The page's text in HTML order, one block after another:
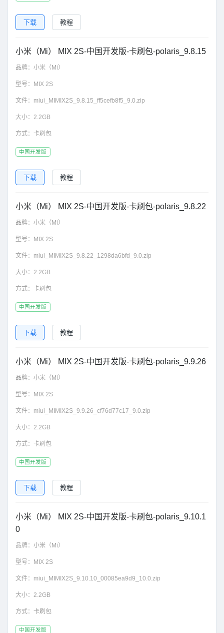
下载 教程
小米（Mi） MIX 2S-中国开发版-卡刷包-polaris_9.8.15
品牌： 小米（Mi）
型号： MIX 2S
文件： miui_MIMIX2S_9.8.15_ff5cefb8f5_9.0.zip
大小： 2.2GB
方式： 卡刷包
中国开发版
下载 教程
小米（Mi） MIX 2S-中国开发版-卡刷包-polaris_9.8.22
品牌： 小米（Mi）
型号： MIX 2S
文件： miui_MIMIX2S_9.8.22_1298da6bfd_9.0.zip
大小： 2.2GB
方式： 卡刷包
中国开发版
下载 教程
小米（Mi） MIX 2S-中国开发版-卡刷包-polaris_9.9.26
品牌： 小米（Mi）
型号： MIX 2S
文件： miui_MIMIX2S_9.9.26_cf76d77c17_9.0.zip
大小： 2.2GB
方式： 卡刷包
中国开发版
下载 教程
小米（Mi） MIX 2S-中国开发版-卡刷包-polaris_9.10.1
0
品牌： 小米（Mi）
型号： MIX 2S
文件： miui_MIMIX2S_9.10.10_00085ea9d9_10.0.zip
大小： 2.2GB
方式： 卡刷包
中国开发版